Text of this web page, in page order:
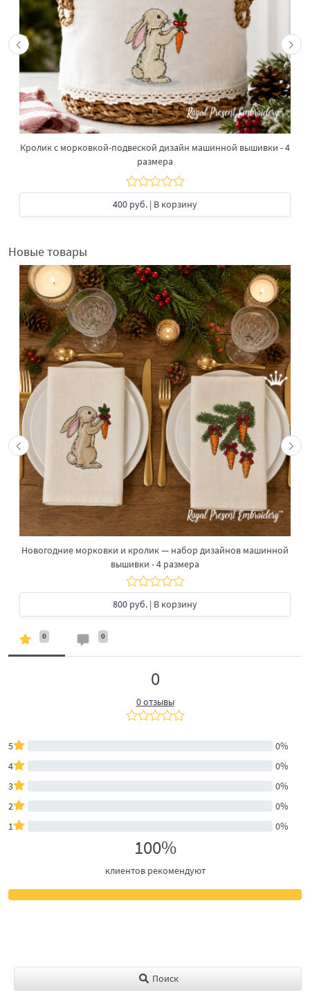
Кролик с морковкой-подвеской дизайн машинной вышивки - 4
размера
400 руб. | В корзину
Новые товары
Новогодние морковки и кролик — набор дизайнов машинной
вышивки - 4 размера
800 руб. | В корзину
0 0
0
0 отзывы
5
0%
4
0%
3
0%
2
0%
1
0%
100%
клиентов рекомендуют
Поиск